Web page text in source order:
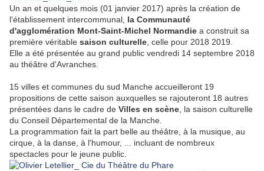
Un an et quelques mois (01 janvier 2017) après la création de
l'établissement intercommunal, la Communauté
d'agglomération Mont-Saint-Michel Normandie a construit sa
première véritable saison culturelle , celle pour 2018 2019.
Elle a été présentée au grand public vendredi 14 septembre 2018
au théâtre d'Avranches.
15 villes et communes du sud Manche accueilleront 19
propositions de cette saison auxquelles se rajouteront 18 autres
présentées dans le cadre de Villes en scène , la saison culturelle
du Conseil Départemental de la Manche.
La programmation fait la part belle au théâtre, à la musique, au
cirque, à la danse, à l'humour, ... incluant de nombreux
spectacles pour le jeune public.